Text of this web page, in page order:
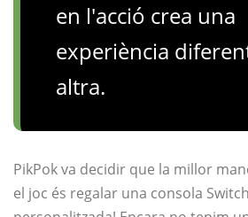
en l'acció crea una
experiència
altra.
PikPok va decidir que la millor
el joc és regalar una consola